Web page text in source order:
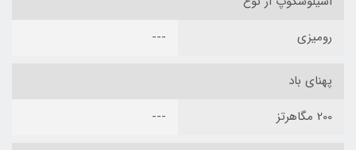
رومیزی
---
پهنای باد
200 مگاهرتز
---